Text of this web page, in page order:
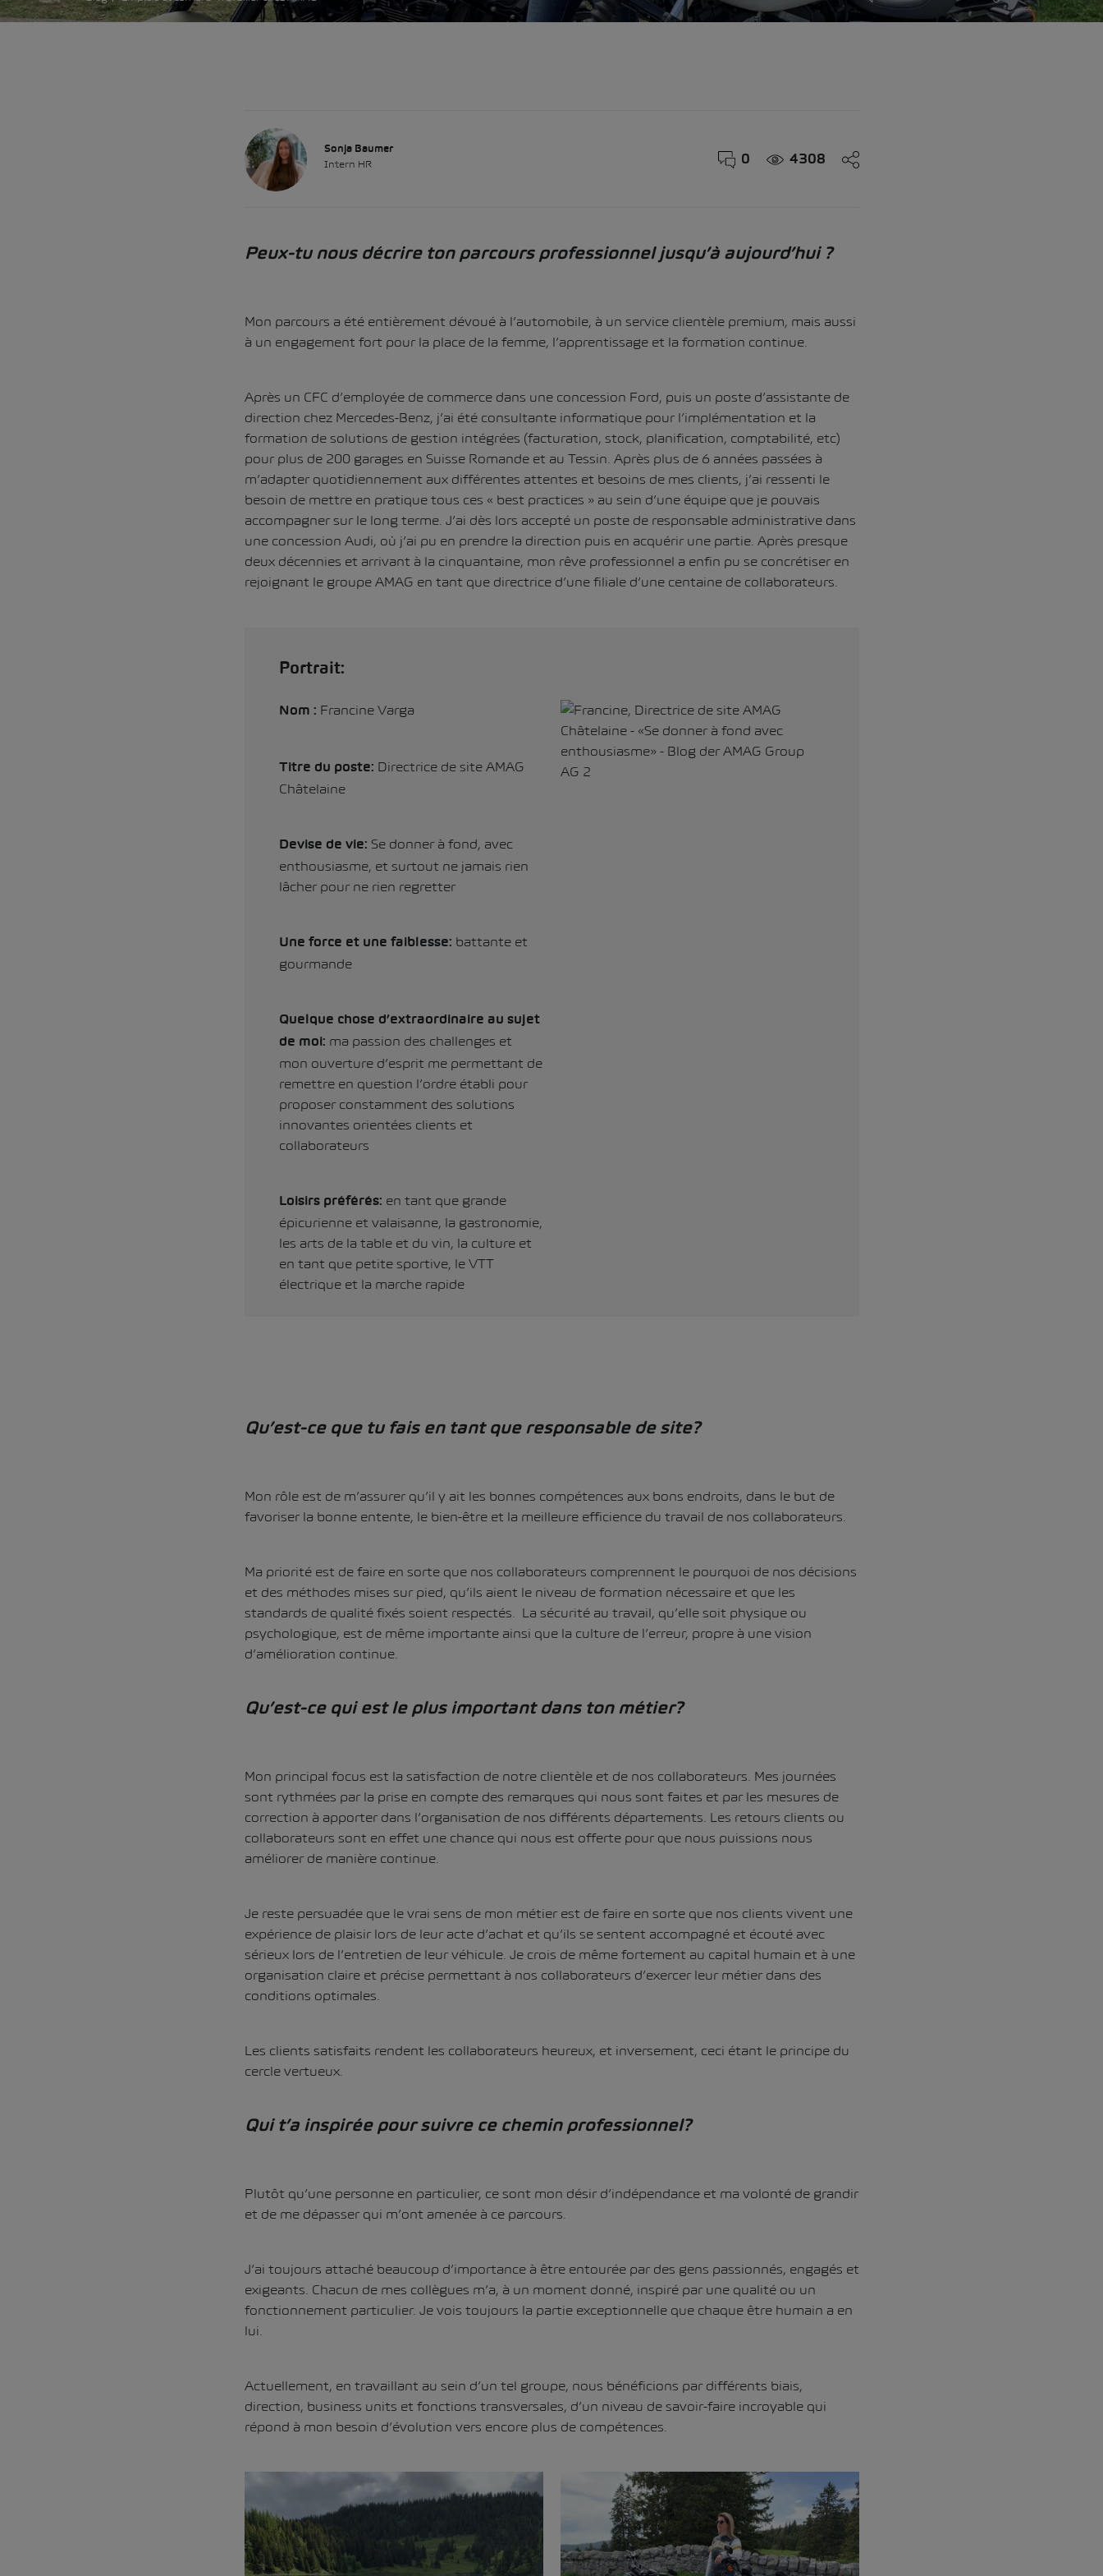
Sonja Baumer
Intern HR 0 4308
Peux-tu nous décrire ton parcours professionnel jusqu’à aujourd’hui ?
Mon parcours a été entièrement dévoué à l’automobile, à un service clientèle premium, mais aussi
à un engagement fort pour la place de la femme, l’apprentissage et la formation continue.
Après un CFC d’employée de commerce dans une concession Ford, puis un poste d’assistante de
direction chez Mercedes-Benz, j’ai été consultante informatique pour l’implémentation et la
formation de solutions de gestion intégrées (facturation, stock, planification, comptabilité, etc)
pour plus de 200 garages en Suisse Romande et au Tessin. Après plus de 6 années passées à
m’adapter quotidiennement aux différentes attentes et besoins de mes clients, j’ai ressenti le
besoin de mettre en pratique tous ces « best practices » au sein d’une équipe que je pouvais
accompagner sur le long terme. J’ai dès lors accepté un poste de responsable administrative dans
une concession Audi, où j’ai pu en prendre la direction puis en acquérir une partie. Après presque
deux décennies et arrivant à la cinquantaine, mon rêve professionnel a enfin pu se concrétiser en
rejoignant le groupe AMAG en tant que directrice d’une filiale d’une centaine de collaborateurs.
Portrait:
Nom : Francine Varga
Titre du poste: Directrice de site AMAG
Châtelaine
Devise de vie: Se donner à fond, avec
enthousiasme, et surtout ne jamais rien
lâcher pour ne rien regretter
Une force et une faiblesse: battante et
gourmande
Quelque chose d’extraordinaire au sujet
de moi: ma passion des challenges et
mon ouverture d’esprit me permettant de
remettre en question l’ordre établi pour
proposer constamment des solutions
innovantes orientées clients et
collaborateurs
Loisirs préférés: en tant que grande
épicurienne et valaisanne, la gastronomie,
les arts de la table et du vin, la culture et
en tant que petite sportive, le VTT
électrique et la marche rapide
Qu’est-ce que tu fais en tant que responsable de site?
Mon rôle est de m’assurer qu’il y ait les bonnes compétences aux bons endroits, dans le but de
favoriser la bonne entente, le bien-être et la meilleure efficience du travail de nos collaborateurs.
Ma priorité est de faire en sorte que nos collaborateurs comprennent le pourquoi de nos décisions
et des méthodes mises sur pied, qu’ils aient le niveau de formation nécessaire et que les
standards de qualité fixés soient respectés. La sécurité au travail, qu’elle soit physique ou
psychologique, est de même importante ainsi que la culture de l’erreur, propre à une vision
d’amélioration continue.
Qu’est-ce qui est le plus important dans ton métier?
Mon principal focus est la satisfaction de notre clientèle et de nos collaborateurs. Mes journées
sont rythmées par la prise en compte des remarques qui nous sont faites et par les mesures de
correction à apporter dans l’organisation de nos différents départements. Les retours clients ou
collaborateurs sont en effet une chance qui nous est offerte pour que nous puissions nous
améliorer de manière continue.
Je reste persuadée que le vrai sens de mon métier est de faire en sorte que nos clients vivent une
expérience de plaisir lors de leur acte d’achat et qu’ils se sentent accompagné et écouté avec
sérieux lors de l’entretien de leur véhicule. Je crois de même fortement au capital humain et à une
organisation claire et précise permettant à nos collaborateurs d’exercer leur métier dans des
conditions optimales.
Les clients satisfaits rendent les collaborateurs heureux, et inversement, ceci étant le principe du
cercle vertueux.
Qui t’a inspirée pour suivre ce chemin professionnel?
Plutôt qu’une personne en particulier, ce sont mon désir d’indépendance et ma volonté de grandir
et de me dépasser qui m’ont amenée à ce parcours.
J’ai toujours attaché beaucoup d’importance à être entourée par des gens passionnés, engagés et
exigeants. Chacun de mes collègues m’a, à un moment donné, inspiré par une qualité ou un
fonctionnement particulier. Je vois toujours la partie exceptionnelle que chaque être humain a en
lui.
Actuellement, en travaillant au sein d’un tel groupe, nous bénéficions par différents biais,
direction, business units et fonctions transversales, d’un niveau de savoir-faire incroyable qui
répond à mon besoin d’évolution vers encore plus de compétences.